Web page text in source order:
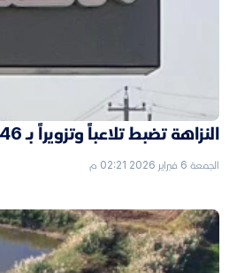
النزاهة تضبط تلاعباً وتزويراً بـ 46 إضبارة في دائرة الحماية الاجتماعية بالأنبار
الجمعة 6 فبراير 2026 02:21 م